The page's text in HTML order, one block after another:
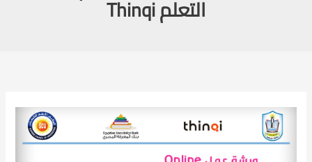
التعلم Thinqi